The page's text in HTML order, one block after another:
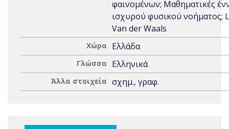
φαινομένων; Μαθηματικές
ισχυρού φυσικού νοήματος;
Van der Waals
Χώρα Ελλάδα
Γλώσσα Ελληνικά
Άλλα στοιχεία σχημ., γραφ.